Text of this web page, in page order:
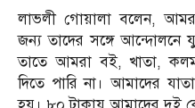
লাভলী গোয়ালা বলেন,
জন্য তাদের সঙ্গে আন্দোলনে
তাতে আমরা বই, খাতা, কলম
দিতে পারি না। আমাদের